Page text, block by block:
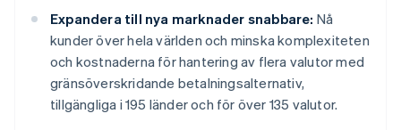
Expandera till nya marknader snabbare: Nå
kunder över hela världen och minska komplexiteten
och kostnaderna för hantering av flera valutor med
gränsöverskridande betalningsalternativ,
tillgängliga i 195 länder och för över 135 valutor.